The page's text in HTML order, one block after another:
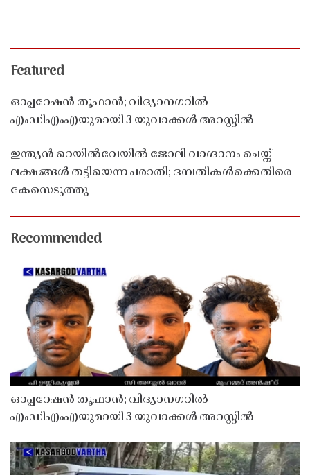
Featured
ഓപ്പറേഷൻ തൂഫാൻ; വിദ്യാനഗറിൽ
എംഡിഎംഎയുമായി 3 യുവാക്കൾ അറസ്റ്റിൽ
ഇന്ത്യൻ റെയിൽവേയിൽ ജോലി വാഗ്ദാനം ചെയ്ത്
ലക്ഷങ്ങൾ തട്ടിയെന്ന പരാതി; ദമ്പതികൾക്കെതിരെ
കേസെടുത്തു
Recommended
ഓപ്പറേഷൻ തൂഫാൻ; വിദ്യാനഗറിൽ
എംഡിഎംഎയുമായി 3 യുവാക്കൾ അറസ്റ്റിൽ